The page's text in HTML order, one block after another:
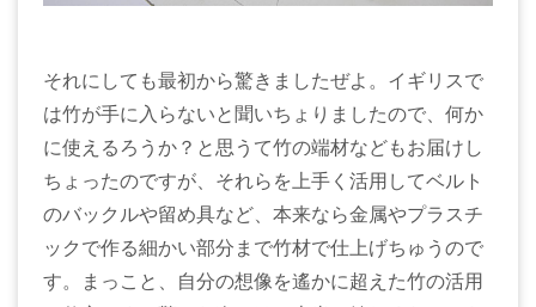
それにしても最初から驚きましたぜよ。イギリスで
は竹が手に入らないと聞いちょりましたので、何か
に使えるろうか？と思うて竹の端材などもお届けし
ちょったのですが、それらを上手く活用してベルト
のバックルや留め具など、本来なら金属やプラスチ
ックで作る細かい部分まで竹材で仕上げちゅうので
す。まっこと、自分の想像を遙かに超えた竹の活用